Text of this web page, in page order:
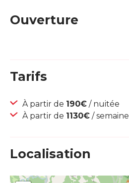
Ouverture
Tarifs
À partir de 190€ / nuitée
À partir de 1130€ / semaine
Localisation